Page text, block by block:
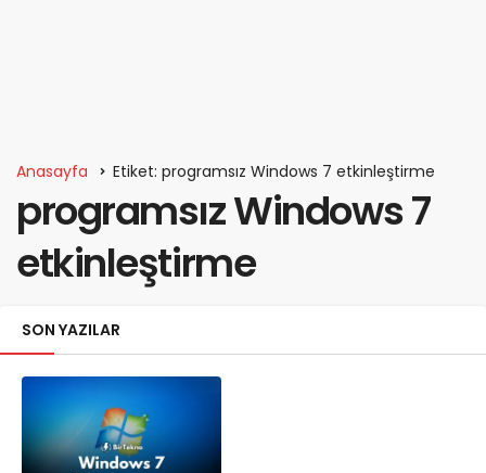
Anasayfa Etiket: programsız Windows 7 etkinleştirme
programsız Windows 7
etkinleştirme
SON YAZILAR